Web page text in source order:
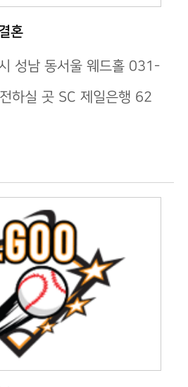
혼
성남 동서울 웨드홀 031-
하실 곳 SC 제일은행 62